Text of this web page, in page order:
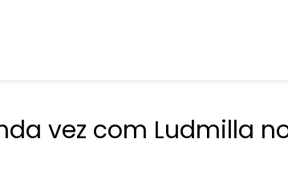
vez com Ludmilla